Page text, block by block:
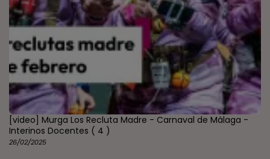
[video] Murga Los Recluta Madre - Carnaval de Málaga -
Interinos Docentes ( 4 )
26/02/2025